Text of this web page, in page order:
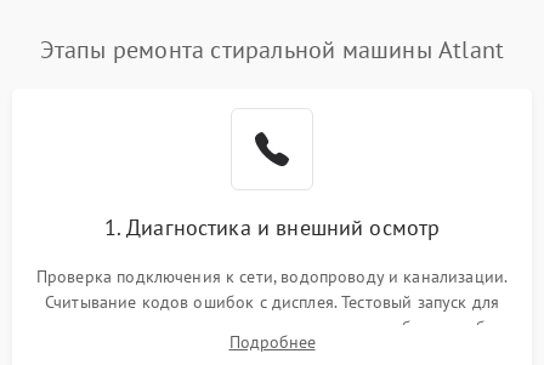
Замена платы управления Подробнее →
Этапы ремонта стиральной машины Atlant
1. Диагностика и внешний осмотр
Проверка подключения к сети, водопроводу и канализации.
Считывание кодов ошибок с дисплея. Тестовый запуск для
выявления посторонних шумов, протечек или сбоев в работе
электронного модуля управления.
Подробнее